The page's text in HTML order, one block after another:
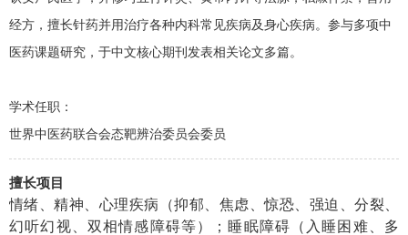
经方，擅长针药并用治疗各种内科常见疾病及身心疾病。参与多项中
医药课题研究，于中文核心期刊发表相关论文多篇。
学术任职：
世界中医药联合会态靶辨治委员会委员
擅长项目
情绪、精神、心理疾病（抑郁、焦虑、惊恐、强迫、分裂、
幻听幻视、双相情感障碍等）；睡眠障碍（入睡困难、多